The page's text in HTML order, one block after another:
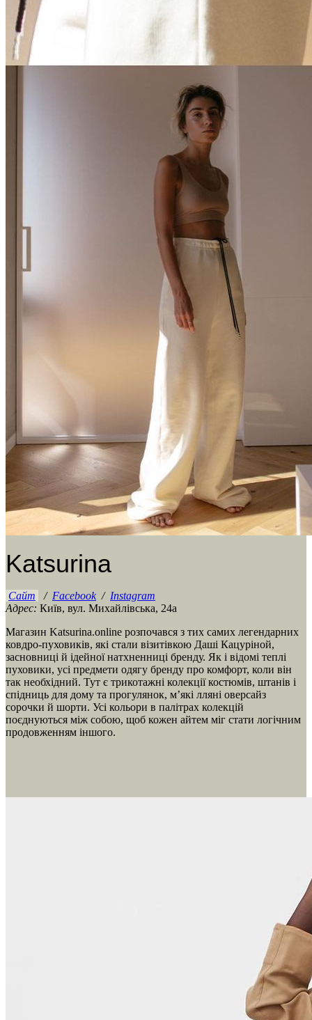
Katsurina
Сайт / Facebook/ Instagram
Адрес: Київ, вул. Михайлівська, 24а
Магазин Katsurina.online розпочався з тих самих легендарних
ковдро-пуховиків, які стали візитівкою Даші Кацуріной,
засновниці й ідейної натхненниці бренду. Як і відомі теплі
пуховики, усі предмети одягу бренду про комфорт, коли він
так необхідний. Тут є трикотажні колекції костюмів, штанів і
спідниць для дому та прогулянок, м’які лляні оверсайз
сорочки й шорти. Усі кольори в палітрах колекцій
поєднуються між собою, щоб кожен айтем міг стати логічним
продовженням іншого.